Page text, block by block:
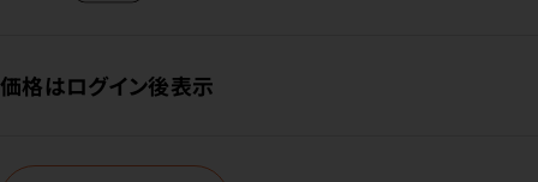
価格はログイン後表示